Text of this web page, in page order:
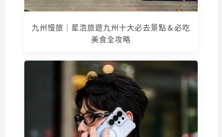
九州慢旅｜星浩旅遊九州十大必去景點＆必吃
美食全攻略